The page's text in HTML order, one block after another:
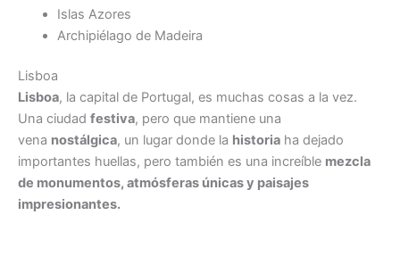
Islas Azores
Archipiélago de Madeira
Lisboa
Lisboa, la capital de Portugal, es muchas cosas a la vez.
Una ciudad festiva, pero que mantiene una
vena nostálgica, un lugar donde la historia ha dejado
importantes huellas, pero también es una increíble mezcla
de monumentos, atmósferas únicas y paisajes
impresionantes.